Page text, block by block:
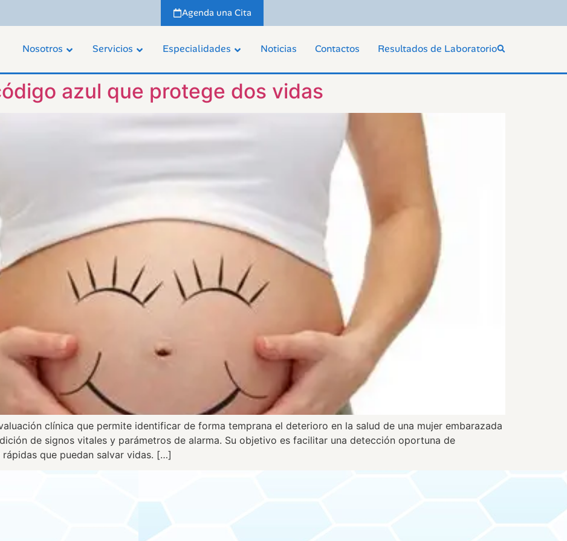
Agenda una Cita
Nosotros Servicios Especialidades Noticias Contactos Resultados de Laboratorio
azul que protege dos vidas
clínica que permite identificar de forma temprana el deterioro en la salud de una mujer embarazada
de signos vitales y parámetros de alarma. Su objetivo es facilitar una detección oportuna de
que puedan salvar vidas. […]